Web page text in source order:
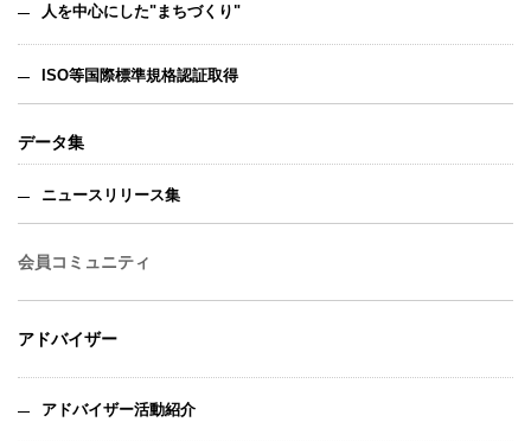
人を中心にした"まちづくり"
ISO等国際標準規格認証取得
データ集
ニュースリリース集
会員コミュニティ
アドバイザー
アドバイザー活動紹介